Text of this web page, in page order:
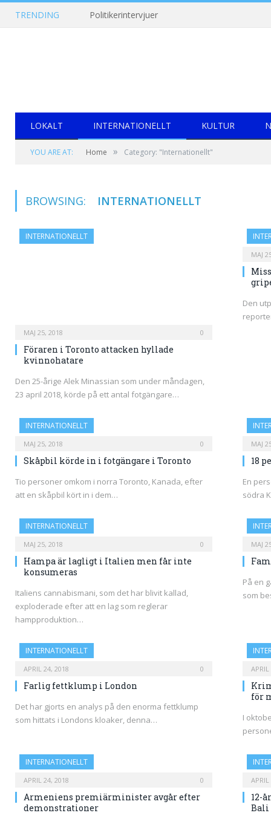
TRENDING Politikerintervjuer
LOKALT INTERNATIONELLT KULTUR
YOU ARE AT: Home » Category: "Internationellt"
BROWSING: INTERNATIONELLT
INTERNATIONELLT
MAJ 25, 2018 0
Föraren i Toronto attacken hyllade
kvinnohatare
Den 25-årige Alek Minassian som under måndagen,
23 april 2018, körde på ett antal fotgängare…
MAJ
Den
INTERNATIONELLT
MAJ 25, 2018 0
Skåpbil körde in i fotgängare i Toronto
Tio personer omkom i norra Toronto, Kanada, efter
att en skåpbil kört in i dem…
MAJ
18
En
södra
INTERNATIONELLT
MAJ 25, 2018 0
Hampa är lagligt i Italien men får inte
konsumeras
Italiens cannabismani, som det har blivit kallad,
exploderade efter att en lag som reglerar
hampproduktion…
MAJ
På en
som
INTERNATIONELLT
APRIL 24, 2018 0
Farlig fettklump i London
Det har gjorts en analys på den enorma fettklump
som hittats i Londons kloaker, denna…
för
I
INTERNATIONELLT
APRIL 24, 2018 0
Armeniens premiärminister avgår efter
demonstrationer
12-
Bali